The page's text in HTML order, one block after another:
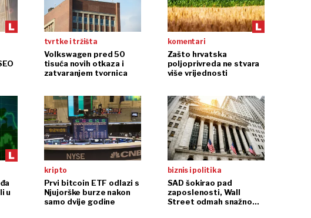
tvrtke i tržišta
Volkswagen pred 50
tisuća novih otkaza i
zatvaranjem tvornica
komentari
Zašto hrvatska
poljoprivreda ne stvara
više vrijednosti
u
kripto
Prvi bitcoin ETF odlazi s
Njujorške burze nakon
samo dvije godine
biznis i politika
SAD šokirao pad
zaposlenosti, Wall
Street odmah snažno